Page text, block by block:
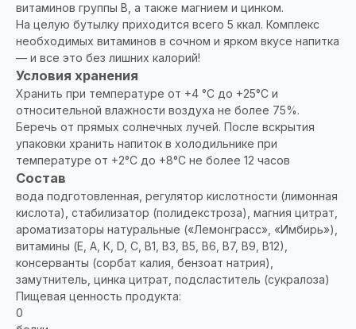
витаминов группы В, а также магнием и цинком.
На целую бутылку приходится всего 5 ккал. Комплекс
необходимых витаминов в сочном и ярком вкусе напитка
— и все это без лишних калорий!
Условия хранения
Хранить при температуре от +4 °C до +25°C и
относительной влажности воздуха не более 75%.
Беречь от прямых солнечных лучей. После вскрытия
упаковки хранить напиток в холодильнике при
температуре от +2°C до +8°C не более 12 часов
Состав
вода подготовленная, регулятор кислотности (лимонная
кислота), стабилизатор (полидекстроза), магния цитрат,
ароматизаторы натуральные («Лемонграсс», «Имбирь»),
витамины (Е, А, К, D, С, В1, В3, В5, В6, В7, В9, В12),
консерванты (сорбат калия, бензоат натрия),
замутнитель, цинка цитрат, подсластитель (сукралоза)
Пищевая ценность продукта:
0